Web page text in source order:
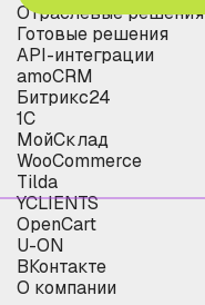
Отраслевые решения
Готовые решения
API-интеграции
amoCRM
Битрикс24
1С
МойСклад
WooCommerce
Tilda
YCLIENTS
OpenCart
U-ON
ВКонтакте
О компании